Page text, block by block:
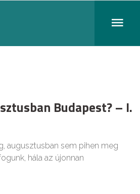
Budapest? – I.
augusztusban sem pihen meg
hála az újonnan